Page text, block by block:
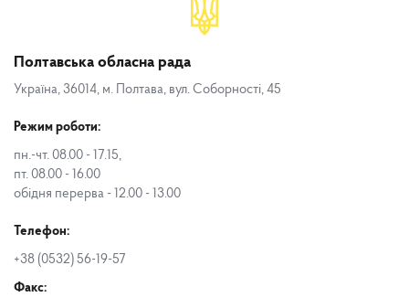
Полтавська обласна рада
Україна, 36014, м. Полтава, вул. Соборності, 45
Режим роботи:
пн.-чт. 08.00 - 17.15,
пт. 08.00 - 16.00
обідня перерва - 12.00 - 13.00
Телефон:
+38 (0532) 56-19-57
Факс: